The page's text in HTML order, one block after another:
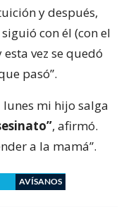
y después,
con él (con el
vez se quedó
pasó”.
lunes mi hijo salga
, afirmó.
a la mamá”.
AVÍSANOS